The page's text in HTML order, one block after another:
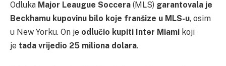
Odluka Major Leaugue Soccera (MLS) garantovala je
Beckhamu kupovinu bilo koje franšize u MLS-u, osim
u New Yorku. On je odlučio kupiti Inter Miami koji
je tada vrijedio 25 miliona dolara.